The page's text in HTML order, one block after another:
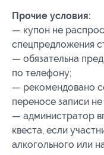
Прочие условия:
— купон не
спецпредложения
— обязательна
по телефону;
— рекомендовано
переносе записи
— администратор
квеста, если
алкогольного или